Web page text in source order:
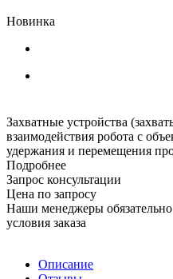
Новинка
Захватные устройства
взаимодействия робота с
удержания и перемещения
Подробнее
Запрос консультации
Цена по запросу
Наши менеджеры
условия заказа
Описание